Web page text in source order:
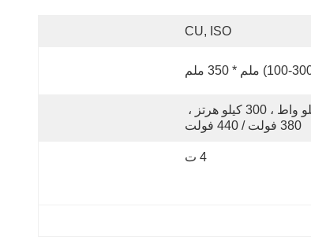
CU, ISO
380 فولت / 440 فولت
4 ت